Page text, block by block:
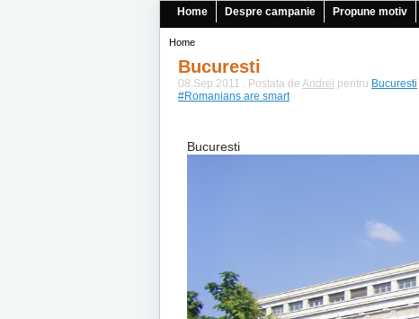
Home Despre campanie Propune motiv
Home
Bucuresti
08.Sep.2011 . Postata de Andrei pentru Bucuresti
#Romanians are smart
Bucuresti